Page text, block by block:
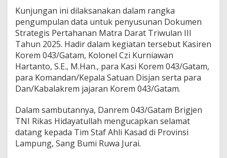
n
g
i
K
o
r
e
m
0
/
G
a
Kunjungan ini dilaksanakan dalam rangka
pengumpulan data untuk penyusunan Dokumen
Strategis Pertahanan Matra Darat Triwulan III
Tahun 2025. Hadir dalam kegiatan tersebut Kasiren
Korem 043/Gatam, Kolonel Czi Kurniawan
Hartanto, S.E., M.Han., para Kasi Korem 043/Gatam,
para Komandan/Kepala Satuan Disjan serta para
Dan/Kabalakrem jajaran Korem 043/Gatam.
Dalam sambutannya, Danrem 043/Gatam Brigjen
TNI Rikas Hidayatullah mengucapkan selamat
datang kepada Tim Staf Ahli Kasad di Provinsi
Lampung, Sang Bumi Ruwa Jurai.